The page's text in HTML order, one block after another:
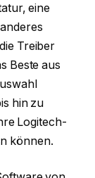
eine
Treiber
Beste aus
hin zu
Logitech-
können.